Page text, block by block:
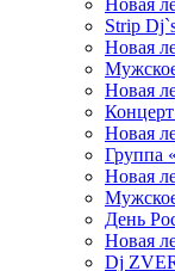
Новая
Strip
Новая
Новая
Новая
Группа
Новая
День
Новая
Dj